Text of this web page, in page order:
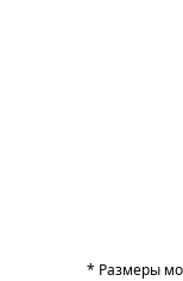
* Размеры